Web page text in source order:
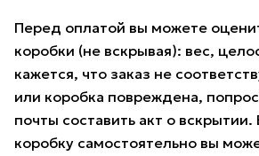
Перед оплатой вы можете
коробки (не вскрывая): вес,
кажется, что заказ не
или коробка повреждена,
почты составить акт о вскрытии.
коробку самостоятельно вы